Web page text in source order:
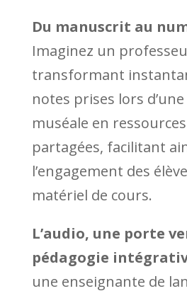
Du manuscrit au
Imaginez un
transformant
notes prises lors
muséale en
partagées, facilitant
l’engagement des
matériel de cours.
L’audio, une porte
pédagogie
une enseignante de